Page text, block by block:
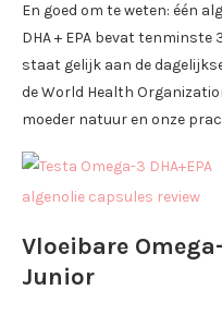
En goed om te weten: één
DHA + EPA bevat tenminste
staat gelijk aan de
de World Health
moeder natuur en onze
Vloeibare
Junior